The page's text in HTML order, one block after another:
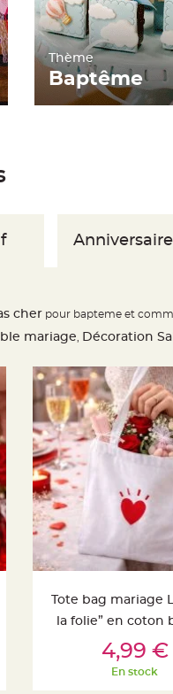
Thème
Baptême
Anniversaire
cher pour bapteme et
mariage Décoration
Ajouter Au
Tote bag mariage
la folie” en coton
Sac cadeau4,99 €
En stock